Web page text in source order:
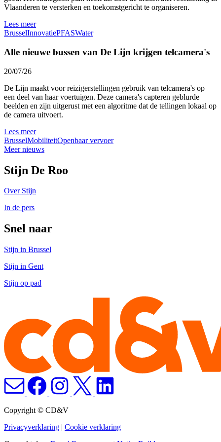
Vlaanderen te versterken en toekomstgericht te organiseren.
Lees meer
BrusselInnovatiePFASWater
Alle nieuwe bussen van De Lijn krijgen telcamera's
20/07/26
De Lijn maakt voor reizigerstellingen gebruik van telcamera's op
een deel van haar voertuigen. Deze camera's capteren geblurde
beelden en zijn uitgerust met een algoritme dat de tellingen lokaal op
de camera uitvoert.
Lees meer
BrusselMobiliteitOpenbaar vervoer
Meer nieuws
Stijn De Roo
Over Stijn
In de pers
Snel naar
Stijn in Brussel
Stijn in Gent
Stijn op pad
Copyright © CD&V
Privacyverklaring | Cookie verklaring